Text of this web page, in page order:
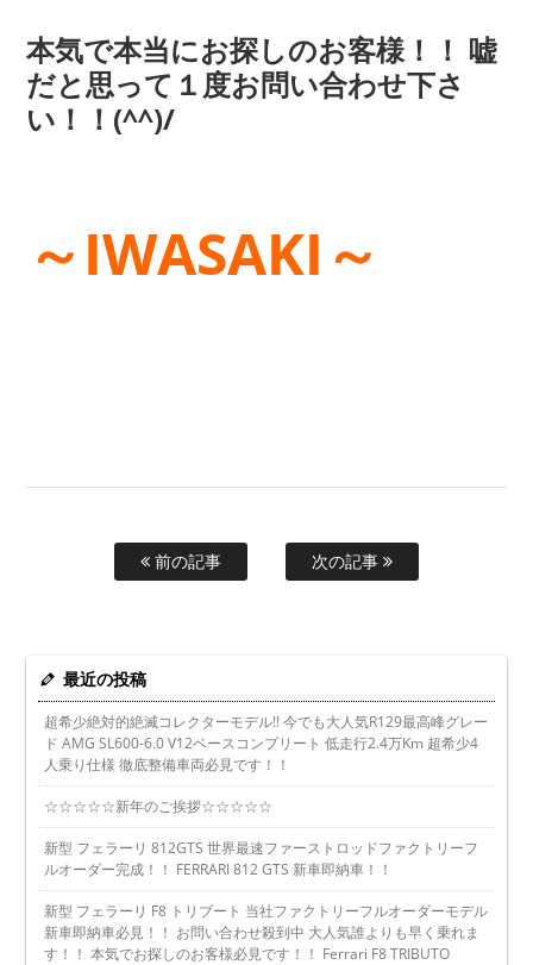
本気で本当にお探しのお客様！！ 嘘
だと思って１度お問い合わせ下さ
い！！(^^)/
～IWASAKI～
前の記事 次の記事
最近の投稿
超希少絶対的絶滅コレクターモデル!! 今でも大人気R129最高峰グレー
ド AMG SL600-6.0 V12ベースコンプリート 低走行2.4万Km 超希少4
人乗り仕様 徹底整備車両必見です！！
☆☆☆☆☆新年のご挨拶☆☆☆☆☆
新型 フェラーリ 812GTS 世界最速ファーストロッドファクトリーフ
ルオーダー完成！！ FERRARI 812 GTS 新車即納車！！
新型 フェラーリ F8 トリブート 当社ファクトリーフルオーダーモデル
新車即納車必見！！ お問い合わせ殺到中 大人気誰よりも早く乗れま
す！！ 本気でお探しのお客様必見です！！ Ferrari F8 TRIBUTO